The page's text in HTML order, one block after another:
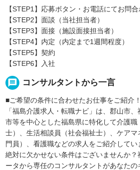
【STEP1】応募ボタン・お電話にてお問合
【STEP2】面談（当社担当者）
【STEP3】面接（施設面接担当者）
【STEP4】内定（内定まで1週間程度）
【STEP5】契約
【STEP6】入社
message コンサルタントから一言
■ご希望の条件に合わせたお仕事をご紹介！
「福島介護求人・転職ナビ」は、郡山市
市等を中心とした福島県に特化して介護
士）、生活相談員（社会福祉士）、ケア
門員）、看護職などの求人をご紹介してい
絶対に欠かせない条件はございませんか
ータから専任のコンサルタントがあなたの